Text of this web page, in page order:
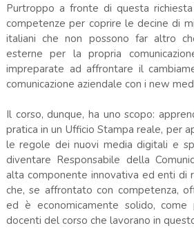
Purtroppo a fronte di questa
competenze per coprire le decine di
italiani che non possono far altro
esterne per la propria
impreparate ad affrontare il
comunicazione aziendale con i new
Il corso, dunque, ha uno scopo:
pratica in un Ufficio Stampa reale, per
le regole dei nuovi media digitali e
diventare Responsabile della
alta componente innovativa ed enti di
che, se affrontato con competenza,
ed è economicamente solido, come
docenti del corso che lavorano in